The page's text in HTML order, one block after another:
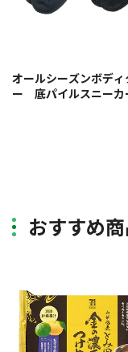
オールシーズンボディ
ー 底パイルスニーカ
おすすめ